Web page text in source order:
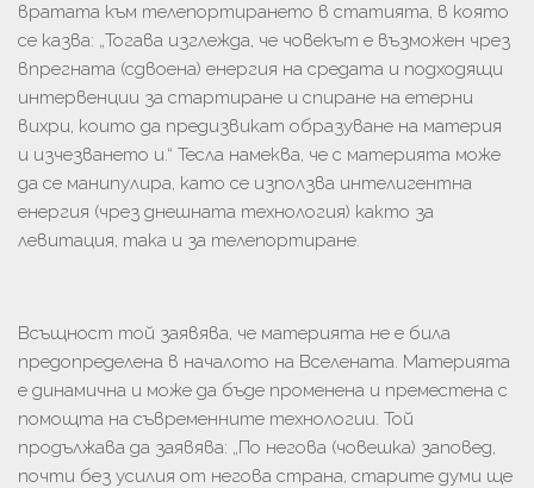
вратата към телепортирането в статията, в която
се казва: „Тогава изглежда, че човекът е възможен чрез
впрегната (сдвоена) енергия на средата и подходящи
интервенции за стартиране и спиране на етерни
вихри, които да предизвикат образуване на материя
и изчезването и.“ Тесла намеква, че с материята може
да се манипулира, като се използва интелигентна
енергия (чрез днешната технология) както за
левитация, така и за телепортиране.
Всъщност той заявява, че материята не е била
предопределена в началото на Вселената. Материята
е динамична и може да бъде променена и преместена с
помощта на съвременните технологии. Той
продължава да заявява: „По негова (човешка) заповед,
почти без усилия от негова страна, старите думи ще